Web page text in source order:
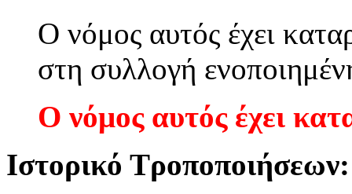
Ο νόμος αυτός έχει
στη συλλογή
Ο νόμος αυτός έχει
Ιστορικό Τροποποιήσεων: